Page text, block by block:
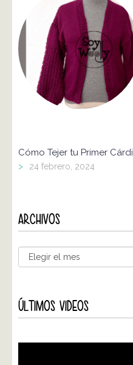
Cómo Tejer tu Primer
> 24 febrero, 2024
ARCHIVOS
ÚLTIMOS VIDEOS